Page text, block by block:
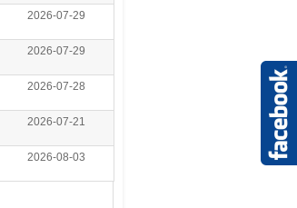
2026-07-29
2026-07-29
2026-07-28
2026-07-21
2026-08-03